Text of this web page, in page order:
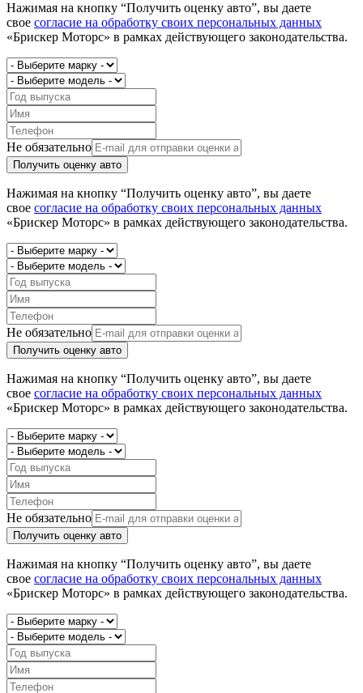
Нажимая на кнопку “Получить оценку авто”, вы даете
свое согласие на обработку своих персональных данных
«Брискер Моторс» в рамках действующего законодательства.
Не обязательно
Получить оценку авто
Нажимая на кнопку “Получить оценку авто”, вы даете
свое согласие на обработку своих персональных данных
«Брискер Моторс» в рамках действующего законодательства.
Не обязательно
Получить оценку авто
Нажимая на кнопку “Получить оценку авто”, вы даете
свое согласие на обработку своих персональных данных
«Брискер Моторс» в рамках действующего законодательства.
Не обязательно
Получить оценку авто
Нажимая на кнопку “Получить оценку авто”, вы даете
свое согласие на обработку своих персональных данных
«Брискер Моторс» в рамках действующего законодательства.